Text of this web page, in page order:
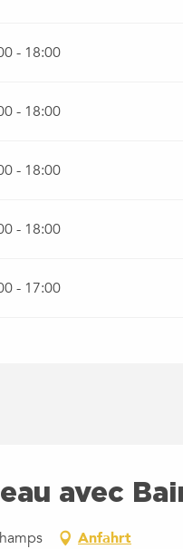
- 18:00
- 18:00
- 18:00
- 18:00
- 17:00
avec
Anfahrt